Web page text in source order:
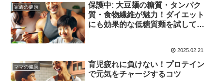
家族の健康
保護中: 大豆麺の糖質・タンパク
質・食物繊維が魅力！ダイエット
にも効果的な低糖質麺を試してみ
2025.02.21
ママの健康
育児疲れに負けない！プロテイン
で元気をチャージするコツ